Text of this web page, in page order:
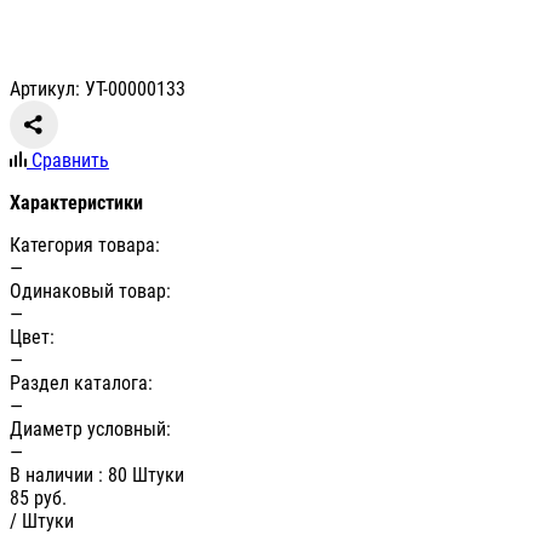
Артикул: УТ-00000133
Сравнить
Характеристики
Категория товара:
—
Одинаковый товар:
—
Цвет:
—
Раздел каталога:
—
Диаметр условный:
—
В наличии : 80 Штуки
85 руб.
/ Штуки